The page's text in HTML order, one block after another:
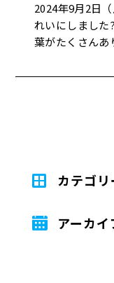
2024年9月2日
れいにしました? 開始前は、目の前の道路に落ち
葉がたくさんあ
カテゴリ
アーカイ